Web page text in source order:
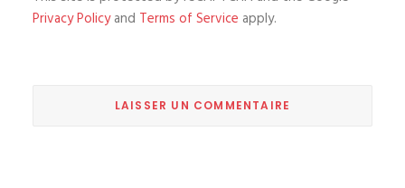
Privacy Policyand Terms of Service apply.